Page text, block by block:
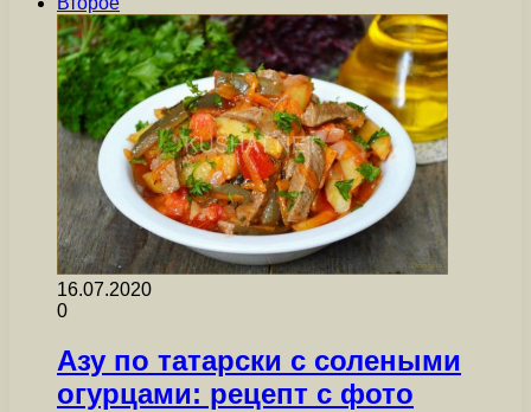
16.07.2020
0
Азу по татарски с солеными
огурцами: рецепт с фото